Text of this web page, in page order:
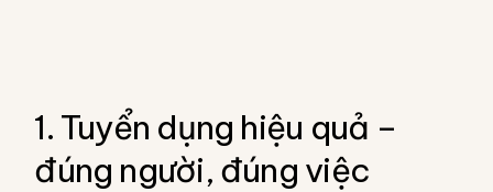
1. Tuyển dụng hiệu quả –
đúng người, đúng việc